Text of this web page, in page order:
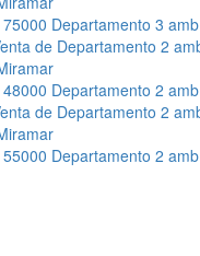
Departamento 3 amb
Departamento 2 amb
Departamento 2 amb